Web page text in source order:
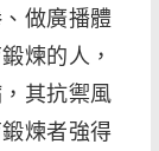
做廣播體
煉的人，
其抗禦風
煉者強得